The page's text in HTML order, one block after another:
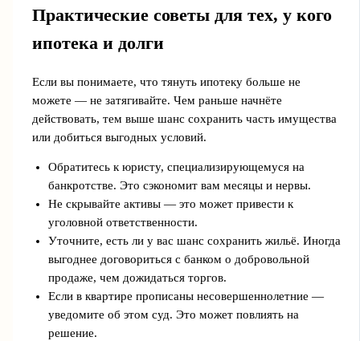
Практические советы для тех, у кого
ипотека и долги
Если вы понимаете, что тянуть ипотеку больше не
можете — не затягивайте. Чем раньше начнёте
действовать, тем выше шанс сохранить часть имущества
или добиться выгодных условий.
Обратитесь к юристу, специализирующемуся на
банкротстве. Это сэкономит вам месяцы и нервы.
Не скрывайте активы — это может привести к
уголовной ответственности.
Уточните, есть ли у вас шанс сохранить жильё. Иногда
выгоднее договориться с банком о добровольной
продаже, чем дожидаться торгов.
Если в квартире прописаны несовершеннолетние —
уведомите об этом суд. Это может повлиять на
решение.